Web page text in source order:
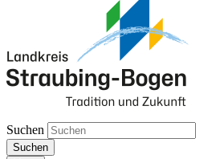
Suchen
Suchen